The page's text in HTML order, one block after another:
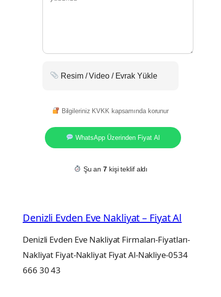
Resim / Video / Evrak Yükle
Bilgileriniz KVKK kapsamında korunur
WhatsApp Üzerinden Fiyat Al
Şu an7kişi teklif aldı
Denizli Evden Eve Nakliyat – Fiyat Al
Denizli Evden Eve Nakliyat Firmaları-Fiyatları-
Nakliyat Fiyat-Nakliyat Fiyat Al-Nakliye-0534
666 30 43